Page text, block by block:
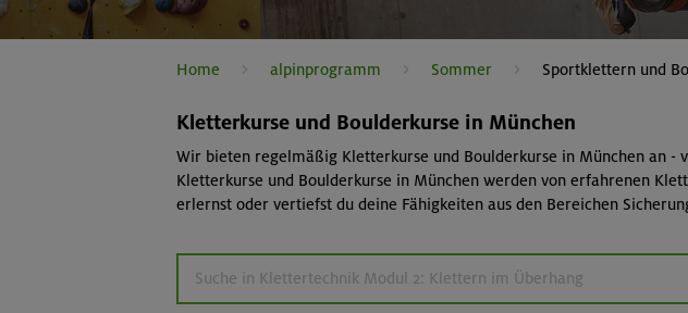
Home alpinprogramm Sommer Sportklettern und
Kletterkurse und Boulderkurse in München
Wir bieten regelmäßig Kletterkurse und Boulderkurse in München an -
Kletterkurse und Boulderkurse in München werden von erfahrenen
erlernst oder vertiefst du deine Fähigkeiten aus den Bereichen